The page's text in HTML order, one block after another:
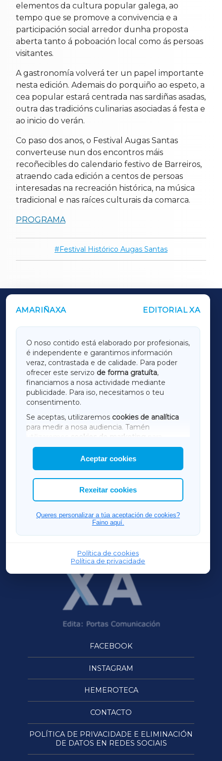
elementos da cultura popular galega, ao
tempo que se promove a convivencia e a
participación social arredor dunha proposta
aberta tanto á poboación local como ás persoas
visitantes.
A gastronomía volverá ter un papel importante
nesta edición. Ademais do porquiño ao espeto, a
cea popular estará centrada nas sardiñas asadas,
outra das tradicións culinarias asociadas á festa e
ao inicio do verán.
Co paso dos anos, o Festival Augas Santas
converteuse nun dos encontros máis
recoñecibles do calendario festivo de Barreiros,
atraendo cada edición a centos de persoas
interesadas na recreación histórica, na música
tradicional e nas raíces culturais da comarca.
PROGRAMA
Festival Histórico Augas Santas
AMARIÑAXA EDITORIAL XA
O noso contido está elaborado por profesionais,
é independente e garantimos información
veraz, contrastada e de calidade. Para poder
ofrecer este servizo de forma gratuíta,
financiamos a nosa actividade mediante
publicidade. Para iso, necesitamos o teu
consentimento.
Se aceptas, utilizaremos cookies de analítica
para medir a nosa audiencia. Tamén
utilizaremos
cookies de marketing
mostrar publicidade de terceiros.
Así mesmo, podes personalizar a elección das
cookies que desexas permitir.
Aceptar cookies
Rexeitar cookies
Queres personalizar a túa aceptación de cookies?
Faino aquí.
Política de cookies
Política de privacidade
OUTROS PERIÓDICOS
LUGOXA
TERRACHAXA
AMARIÑAXA
RIBEIRASACRAXA
ACORUÑAXA
FERROLXA
OURENSEXA
FACEBOOK
INSTAGRAM
HEMEROTECA
CONTACTO
POLÍTICA DE PRIVACIDADE E ELIMINACIÓN
DE DATOS EN REDES SOCIAIS